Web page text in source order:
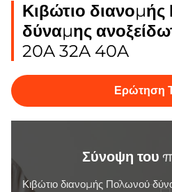
Κιβώτιο
δύναμης
20A 32A 40A
Ερώτηση
Σύνοψη του
Κιβώτιο διανομής Πολωνού